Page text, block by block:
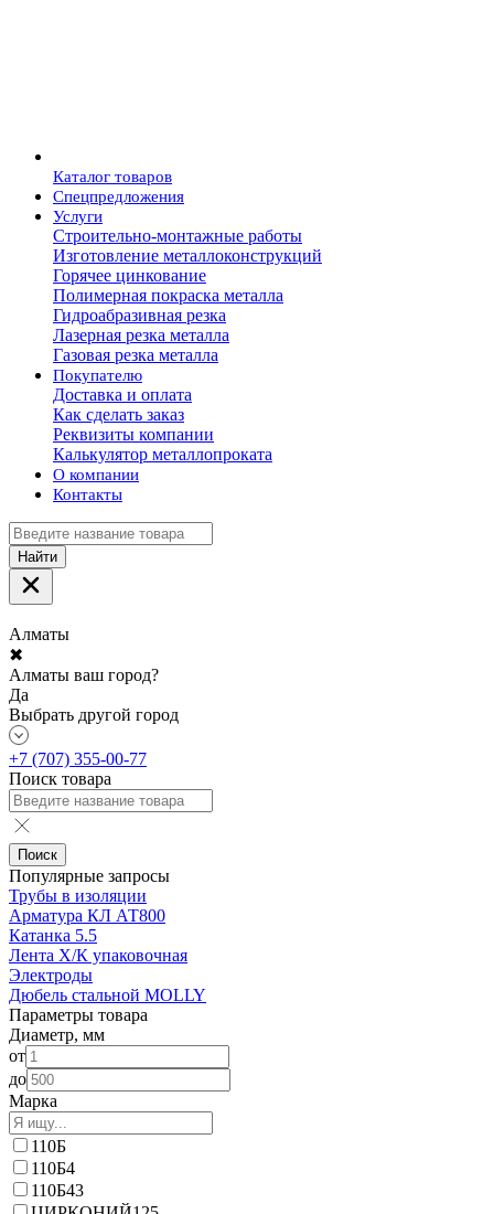
Каталог товаров
Спецпредложения
Услуги
Строительно-монтажные работы
Изготовление металлоконструкций
Горячее цинкование
Полимерная покраска металла
Гидроабразивная резка
Лазерная резка металла
Газовая резка металла
Покупателю
Доставка и оплата
Как сделать заказ
Реквизиты компании
Калькулятор металлопроката
О компании
Контакты
Найти
Алматы
✖
Алматы ваш город?
Да
Выбрать другой город
+7 (707) 355-00-77
Поиск товара
Поиск
Популярные запросы
Трубы в изоляции
Арматура КЛ АТ800
Катанка 5.5
Лента Х/К упаковочная
Электроды
Дюбель стальной MOLLY
Параметры товара
Диаметр, мм
от
до
Марка
110Б
110Б4
110Б43